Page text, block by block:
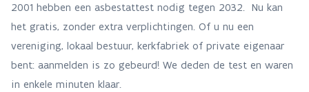
2001 hebben een asbestattest nodig tegen 2032. Nu kan
het gratis, zonder extra verplichtingen. Of u nu een
vereniging, lokaal bestuur, kerkfabriek of private eigenaar
bent: aanmelden is zo gebeurd! We deden de test en waren
in enkele minuten klaar.